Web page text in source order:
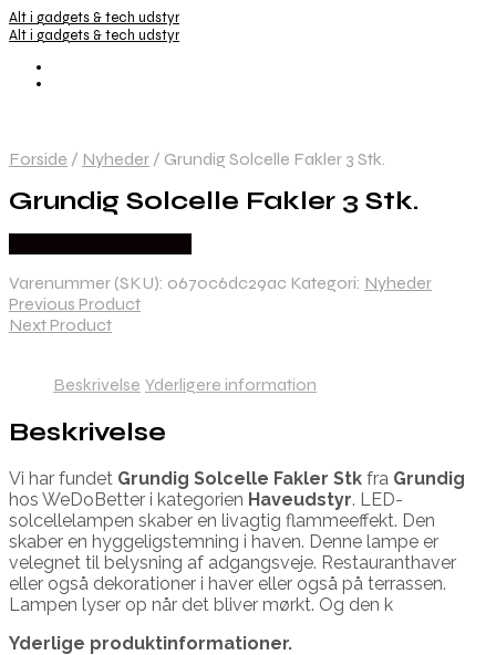
Alt i gadgets & tech udstyr
Alt i gadgets & tech udstyr
Forside / Nyheder / Grundig Solcelle Fakler 3 Stk.
Grundig Solcelle Fakler 3 Stk.
Varenummer (SKU): 0670c6dc29ac Kategori: Nyheder
Previous Product
Next Product
Beskrivelse Yderligere information
Beskrivelse
Vi har fundet Grundig Solcelle Fakler Stk fra Grundig
hos WeDoBetter i kategorien Haveudstyr. LED-
solcellelampen skaber en livagtig flammeeffekt. Den
skaber en hyggeligstemning i haven. Denne lampe er
velegnet til belysning af adgangsveje. Restauranthaver
eller også dekorationer i haver eller også på terrassen.
Lampen lyser op når det bliver mørkt. Og den k
Yderlige produktinformationer.